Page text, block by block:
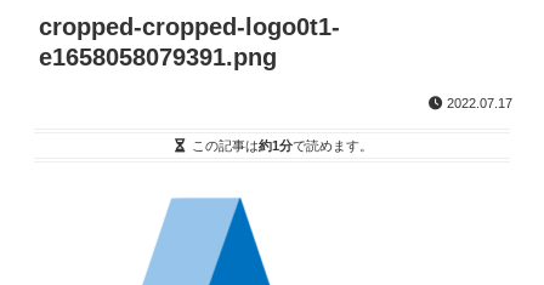
cropped-cropped-logo0t1-
e1658058079391.png
2022.07.17
この記事は約1分で読めます。